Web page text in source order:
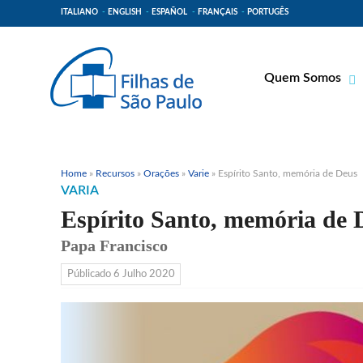
ITALIANO ENGLISH ESPAÑOL FRANÇAIS PORTUGÊS
Quem Somos
Lugares de
Home » Recursos » Orações » Varie » Espírito Santo, memória de Deus
VARIA
Espírito Santo, memória de
Papa Francisco
Públicado 6 Julho 2020